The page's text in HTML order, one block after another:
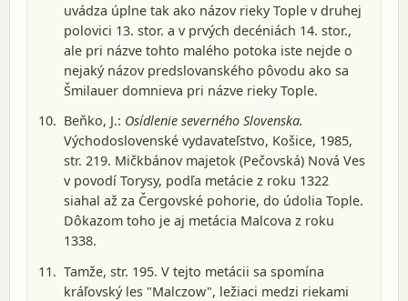
uvádza úplne tak ako názov rieky Tople v druhej
polovici 13. stor. a v prvých decéniách 14. stor.,
ale pri názve tohto malého potoka iste nejde o
nejaký názov predslovanského pôvodu ako sa
Šmilauer domnieva pri názve rieky Tople.
Beňko, J.: Osídlenie severného Slovenska.
Východoslovenské vydavateľstvo, Košice, 1985,
str. 219. Mičkbánov majetok (Pečovská) Nová Ves
v povodí Torysy, podľa metácie z roku 1322
siahal až za Čergovské pohorie, do údolia Tople.
Dôkazom toho je aj metácia Malcova z roku
1338.
Tamže, str. 195. V tejto metácii sa spomína
kráľovský les "Malczow", ležiaci medzi riekami